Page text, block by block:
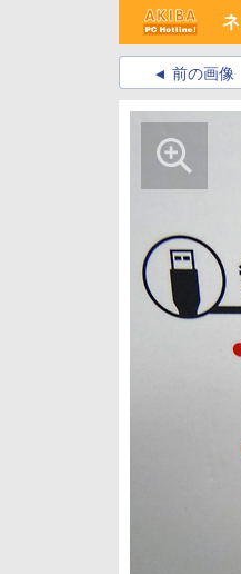
前の画像